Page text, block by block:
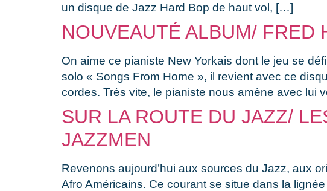
un disque de Jazz Hard Bop de haut vol, […]
NOUVEAUTÉ ALBUM/ FRED
On aime ce pianiste New Yorkais dont le jeu se
solo « Songs From Home », il revient avec ce
cordes. Très vite, le pianiste nous amène avec lui
SUR LA ROUTE DU JAZZ/
JAZZMEN
Revenons aujourd’hui aux sources du Jazz, aux
Afro Américains. Ce courant se situe dans la